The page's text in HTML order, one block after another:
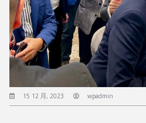
15 12 月, 2023 wpadmin